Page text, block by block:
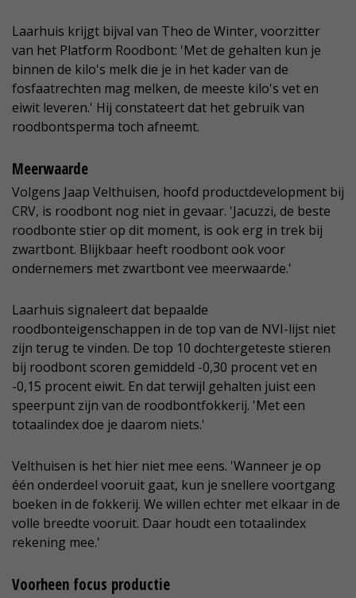
Laarhuis krijgt bijval van Theo de Winter, voorzitter
van het Platform Roodbont: 'Met de gehalten kun je
binnen de kilo's melk die je in het kader van de
fosfaatrechten mag melken, de meeste kilo's vet en
eiwit leveren.' Hij constateert dat het gebruik van
roodbontsperma toch afneemt.
Meerwaarde
Volgens Jaap Velthuisen, hoofd productdevelopment bij
CRV, is roodbont nog niet in gevaar. 'Jacuzzi, de beste
roodbonte stier op dit moment, is ook erg in trek bij
zwartbont. Blijkbaar heeft roodbont ook voor
ondernemers met zwartbont vee meerwaarde.'
Laarhuis signaleert dat bepaalde
roodbonteigenschappen in de top van de NVI-lijst niet
zijn terug te vinden. De top 10 dochtergeteste stieren
bij roodbont scoren gemiddeld -0,30 procent vet en
-0,15 procent eiwit. En dat terwijl gehalten juist een
speerpunt zijn van de roodbontfokkerij. 'Met een
totaalindex doe je daarom niets.'
Velthuisen is het hier niet mee eens. 'Wanneer je op
één onderdeel vooruit gaat, kun je snellere voortgang
boeken in de fokkerij. We willen echter met elkaar in de
volle breedte vooruit. Daar houdt een totaalindex
rekening mee.'
Voorheen focus productie